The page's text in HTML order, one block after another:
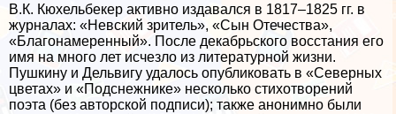
В.К. Кюхельбекер активно издавался в 1817–1825 гг. в
журналах: «Невский зритель», «Сын Отечества»,
«Благонамеренный». После декабрьского восстания его
имя на много лет исчезло из литературной жизни.
Пушкину и Дельвигу удалось опубликовать в «Северных
цветах» и «Подснежнике» несколько стихотворений
поэта (без авторской подписи); также анонимно были